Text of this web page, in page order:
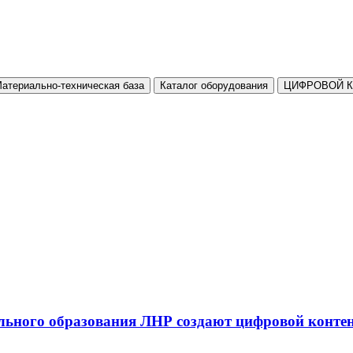
техническая база Каталог оборудования ЦИФРОВОЙ
образования ЛНР создают цифровой